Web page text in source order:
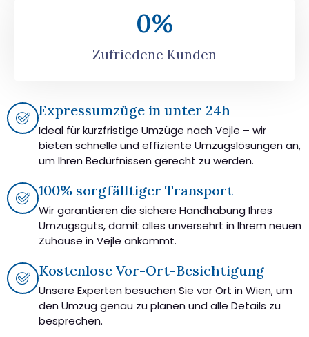
Zufriedene Kunden
0%
Expressumzüge in unter 24h
Ideal für kurzfristige Umzüge nach Vejle – wir
bieten schnelle und effiziente Umzugslösungen an,
um Ihren Bedürfnissen gerecht zu werden.
100% sorgfälltiger Transport
Wir garantieren die sichere Handhabung Ihres
Umzugsguts, damit alles unversehrt in Ihrem neuen
Zuhause in Vejle ankommt.
Kostenlose Vor-Ort-Besichtigung
Unsere Experten besuchen Sie vor Ort in Wien, um
den Umzug genau zu planen und alle Details zu
besprechen.